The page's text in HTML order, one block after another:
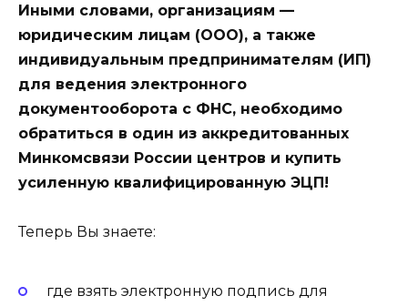
Иными словами, организациям —
юридическим лицам (ООО), а также
индивидуальным предпринимателям (ИП)
для ведения электронного
документооборота с ФНС, необходимо
обратиться в один из аккредитованных
Минкомсвязи России центров и купить
усиленную квалифицированную ЭЦП!
Теперь Вы знаете:
где взять электронную подпись для